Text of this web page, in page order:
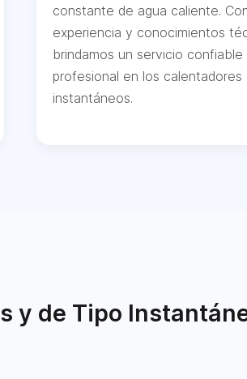
constante de agua caliente.
experiencia y conocimientos
brindamos un servicio confiable
profesional en los calentadores
instantáneos.
y de Tipo